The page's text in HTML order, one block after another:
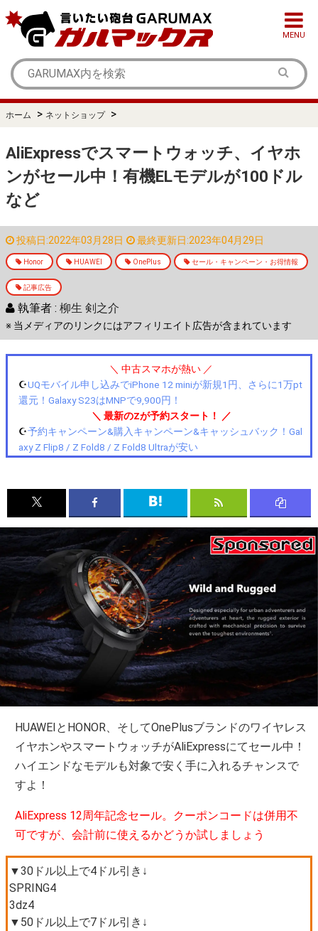
MENU
ホーム > ネットショップ >
AliExpressでスマートウォッチ、イヤホ
ンがセール中！有機ELモデルが100ドル
など
投稿日:2022年03月28日 最終更新日:2023年04月29日
Honor HUAWEI OnePlus セール・キャンペーン・お得情報
記事広告
執筆者 : 柳生 剣之介
※ 当メディアのリンクにはアフィリエイト広告が含まれています
＼ 中古スマホが熱い ／
☪️UQモバイル申し込みでiPhone 12 miniが新規1円、さらに1万pt
還元！Galaxy S23はMNPで9,900円！
＼ 最新のZが予約スタート！ ／
☪️予約キャンペーン&購入キャンペーン&キャッシュバック！Gal
axy Z Flip8 / Z Fold8 / Z Fold8 Ultraが安い
HUAWEIとHONOR、そしてOnePlusブランドのワイヤレス
イヤホンやスマートウォッチがAliExpressにてセール中！
ハイエンドなモデルも対象で安く手に入れるチャンスで
すよ！
AliExpress 12周年記念セール。クーポンコードは併用不
可ですが、会計前に使えるかどうか試しましょう
▼30ドル以上で4ドル引き↓
SPRING4
3dz4
▼50ドル以上で7ドル引き↓